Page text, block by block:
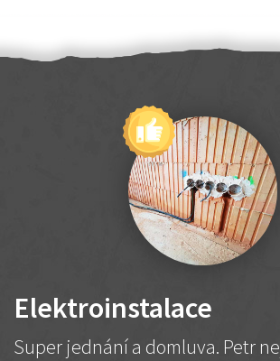
Elektroinstalace
Super jednání a domluva. Petr